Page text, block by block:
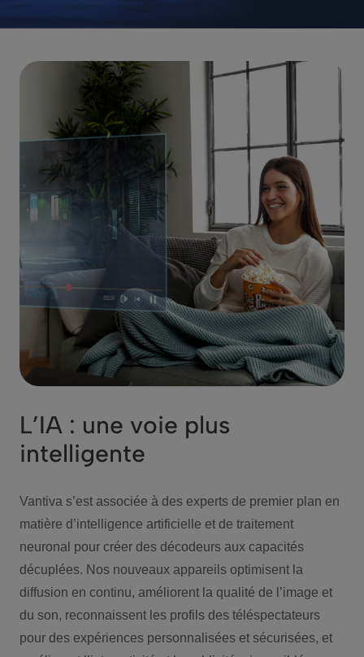
L’IA : une voie plus
intelligente
Vantiva s’est associée à des experts de premier plan en
matière d’intelligence artificielle et de traitement
neuronal pour créer des décodeurs aux capacités
décuplées. Nos nouveaux appareils optimisent la
diffusion en continu, améliorent la qualité de l’image et
du son, reconnaissent les profils des téléspectateurs
pour des expériences personnalisées et sécurisées, et